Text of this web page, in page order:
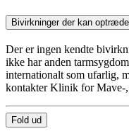
Bivirkninger der kan
Der er ingen kendte
ikke har anden
internationalt som ufarlig,
kontakter Klinik for Mave-
Fold ud